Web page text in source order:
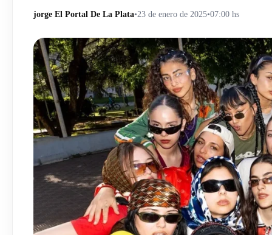
jorge El Portal De La Plata•23 de enero de 2025•07:00 hs